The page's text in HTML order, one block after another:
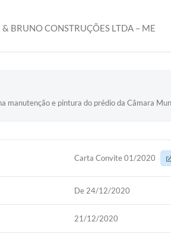
BRUNO CONSTRUÇÕES LTDA – ME
manutenção e pintura do prédio da Câmara
Carta Convite 01/2020
De 24/12/2020
21/12/2020